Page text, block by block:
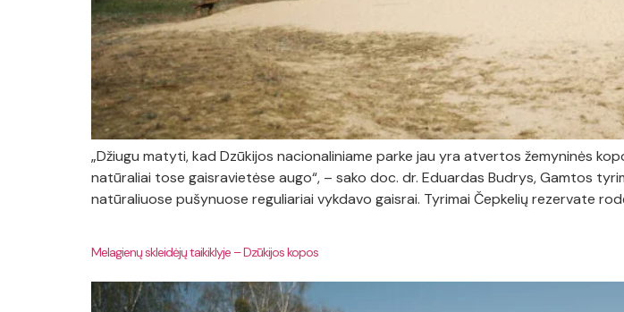
„Džiugu matyti, kad Dzūkijos nacionaliniame parke jau yra atvertos žemyninės
natūraliai tose gaisravietėse augo“, – sako doc. dr. Eduardas Budrys, Gamtos
natūraliuose pušynuose reguliariai vykdavo gaisrai. Tyrimai Čepkelių rezervate
Melagienų skleidėjų taikiklyje – Dzūkijos kopos